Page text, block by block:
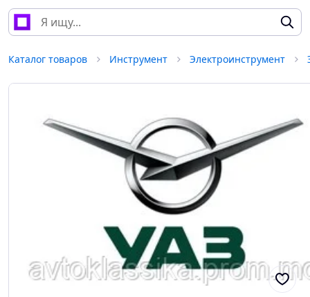
Каталог товаров Инструмент Электроинструмент